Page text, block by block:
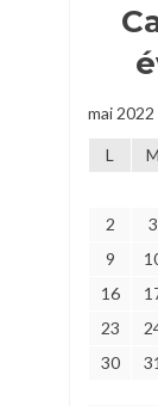
mai 2022
L M
2
3
9
16
23
30
31